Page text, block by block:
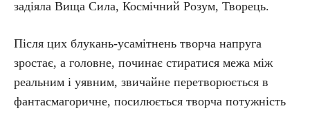
задіяла Вища Сила, Космічний Розум, Творець.
Після цих блукань-усамітнень творча напруга
зростає, а головне, починає стиратися межа між
реальним і уявним, звичайне перетворюється в
фантасмагоричне, посилюється творча потужність